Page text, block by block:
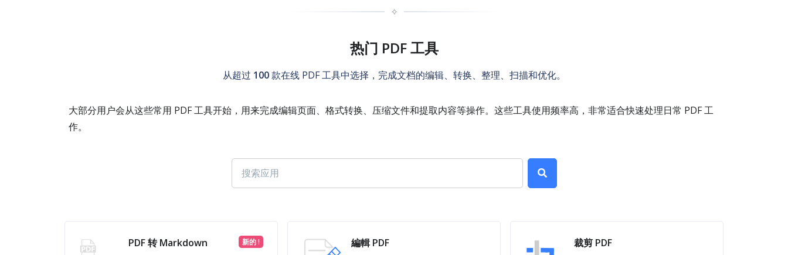
✧
热门 PDF 工具
从超过 100款在线 PDF 工具中选择，完成文档的编辑、转换、整理、扫描和优化。
大部分用户会从这些常用 PDF 工具开始，用来完成编辑页面、格式转换、压缩文件和提取内容等操作。这些工具使用频率高，非常适合快速处理日常 PDF 工
作。
PDF 转 Markdown 新的 ! 編輯 PDF 裁剪 PDF